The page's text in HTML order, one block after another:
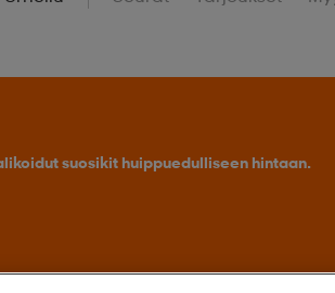
suosikit huippuedulliseen hintaan.